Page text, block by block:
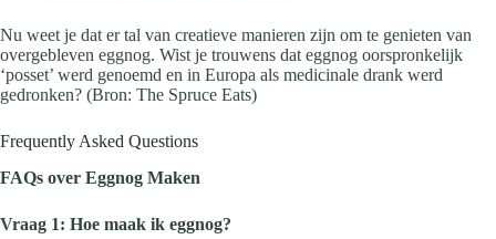
Nu weet je dat er tal van creatieve manieren zijn om te genieten van
overgebleven eggnog. Wist je trouwens dat eggnog oorspronkelijk
‘posset’ werd genoemd en in Europa als medicinale drank werd
gedronken? (Bron: The Spruce Eats)
Frequently Asked Questions
FAQs over Eggnog Maken
Vraag 1: Hoe maak ik eggnog?